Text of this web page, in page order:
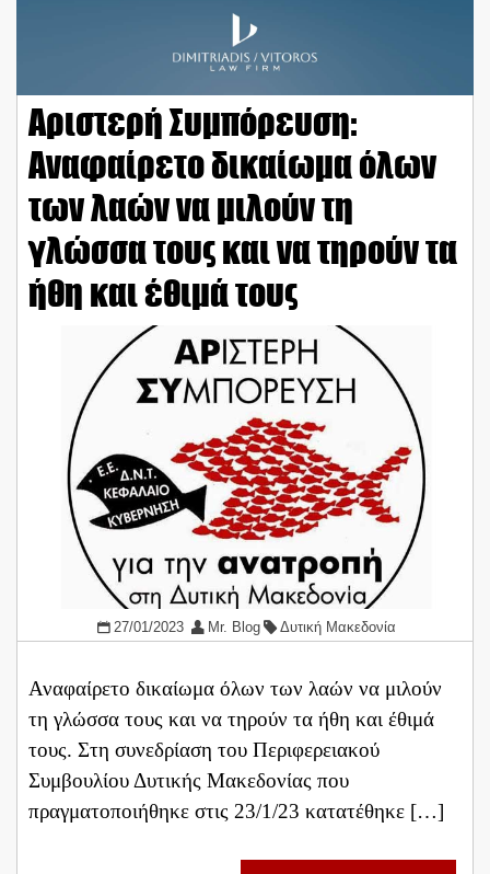
Αριστερή Συμπόρευση:
Αναφαίρετο δικαίωμα όλων
των λαών να μιλούν τη
γλώσσα τους και να τηρούν τα
ήθη και έθιμά τους
27/01/2023 Mr. Blog Δυτική Μακεδονία
Αναφαίρετο δικαίωμα όλων των λαών να μιλούν
τη γλώσσα τους και να τηρούν τα ήθη και έθιμά
τους. Στη συνεδρίαση του Περιφερειακού
Συμβουλίου Δυτικής Μακεδονίας που
πραγματοποιήθηκε στις 23/1/23 κατατέθηκε […]